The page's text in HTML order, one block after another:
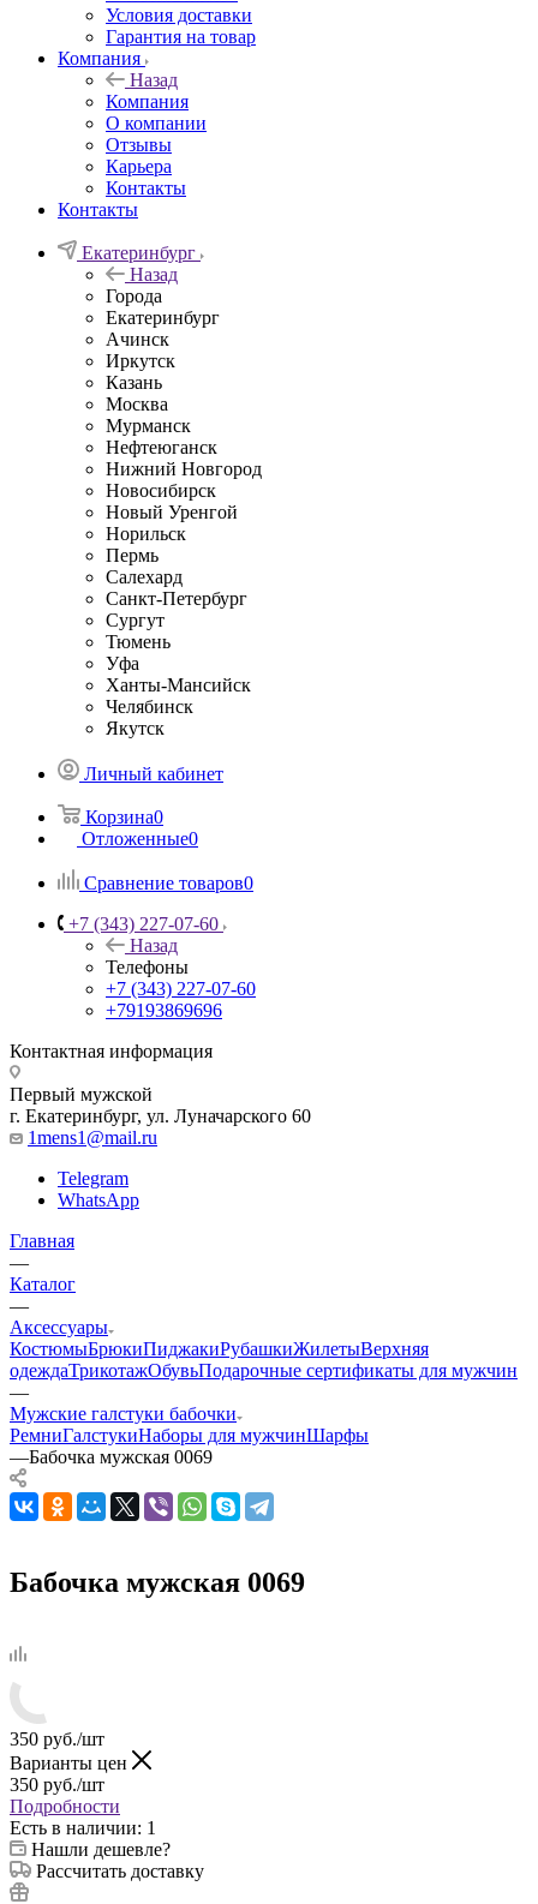
Условия доставки
Гарантия на товар
Компания
Назад
Компания
О компании
Отзывы
Карьера
Контакты
Контакты
Екатеринбург
Назад
Города
Екатеринбург
Ачинск
Иркутск
Казань
Москва
Мурманск
Нефтеюганск
Нижний Новгород
Новосибирск
Новый Уренгой
Норильск
Пермь
Салехард
Санкт-Петербург
Сургут
Тюмень
Уфа
Ханты-Мансийск
Челябинск
Якутск
Личный кабинет
Корзина0
Отложенные0
Сравнение товаров0
+7 (343) 227-07-60
Назад
Телефоны
+7 (343) 227-07-60
+79193869696
Контактная информация
Первый мужской
г. Екатеринбург, ул. Луначарского 60
1mens1@mail.ru
Telegram
WhatsApp
Главная
—
Каталог
—
Аксессуары
КостюмыБрюкиПиджакиРубашкиЖилетыВерхняя
одеждаТрикотажОбувьПодарочные сертификаты для мужчин
—
Мужские галстуки бабочки
РемниГалстукиНаборы для мужчинШарфы
—Бабочка мужская 0069
Бабочка мужская 0069
350 руб./шт
Варианты цен
350 руб./шт
Подробности
Есть в наличии: 1
Нашли дешевле?
Рассчитать доставку